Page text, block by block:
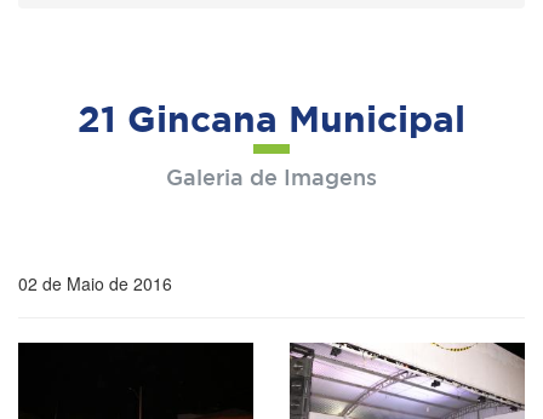
21 Gincana Municipal
Galeria de Imagens
02 de Maio de 2016